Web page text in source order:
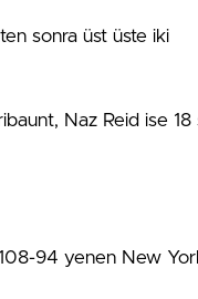
sonra üst üste iki
Naz Reid ise 18
108-94 yenen New